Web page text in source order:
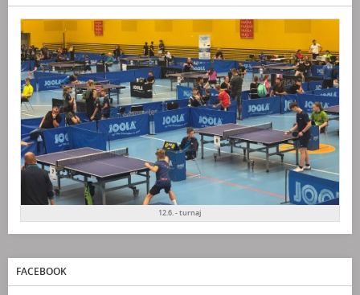
12.6. - turnaj
FACEBOOK